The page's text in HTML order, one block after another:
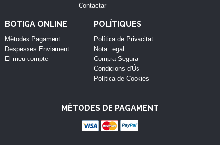
Contactar
BOTIGA ONLINE
Mètodes Pagament
Despesses Enviament
El meu compte
POLÍTIQUES
Política de Privacitat
Nota Legal
Compra Segura
Condicions d'Ús
Política de Cookies
MÈTODES DE PAGAMENT